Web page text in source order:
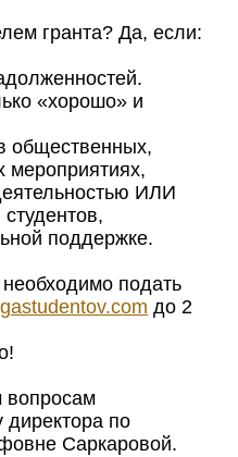
гранта? Да, если:
«хорошо» и
общественных,
мероприятиях,
ИЛИ
поддержке.
подать
до 2
директора по
Саркаровой.